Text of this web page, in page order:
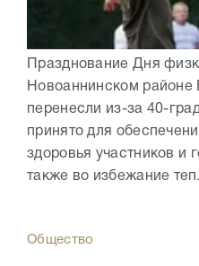
Празднование Дня
Новоаннинском районе
перенесли из-за 40-
принято для
здоровья участников и
также во избежание
Общество